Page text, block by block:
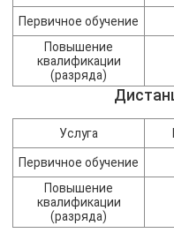
Первичное обучение
Повышение
квалификации
(разряда)
Услуга
Первичное обучение
Повышение
квалификации
(разряда)